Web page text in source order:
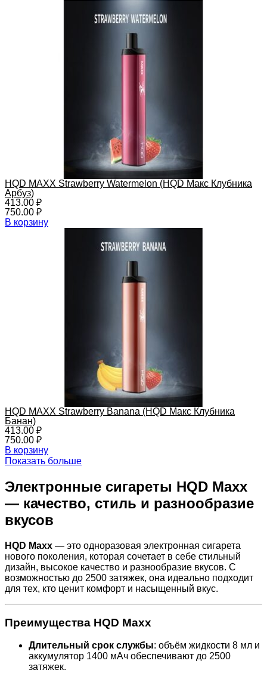
HQD MAXX Strawberry Watermelon (HQD Макс Клубника
Арбуз)
413.00 ₽
750.00 ₽
В корзину
HQD MAXX Strawberry Banana (HQD Макс Клубника
Банан)
413.00 ₽
750.00 ₽
В корзину
Показать больше
Электронные сигареты HQD Maxx
— качество, стиль и разнообразие
вкусов
HQD Maxx — это одноразовая электронная сигарета
нового поколения, которая сочетает в себе стильный
дизайн, высокое качество и разнообразие вкусов. С
возможностью до 2500 затяжек, она идеально подходит
для тех, кто ценит комфорт и насыщенный вкус.
Преимущества HQD Maxx
Длительный срок службы: объём жидкости 8 мл и
аккумулятор 1400 мАч обеспечивают до 2500
затяжек.